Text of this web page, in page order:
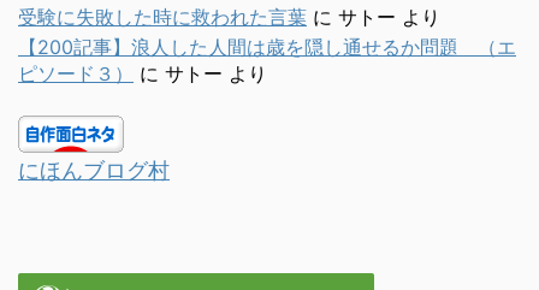
受験に失敗した時に救われた言葉 に サトー より
【200記事】浪人した人間は歳を隠し通せるか問題 （エ
ピソード３）
に サトー より
にほんブログ村